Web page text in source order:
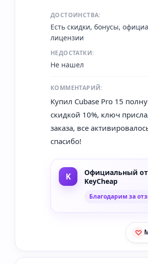
ДОСТОИНСТВА:
Есть скидки, бонусы,
лицензии
НЕДОСТАТКИ:
Не нашел
КОММЕНТАРИЙ:
Купил Cubase Pro 15
скидкой 10%, ключ
заказа, все
спасибо!
Официальный
KeyCheap
Благодарим за